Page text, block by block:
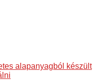
alapanyagból készült